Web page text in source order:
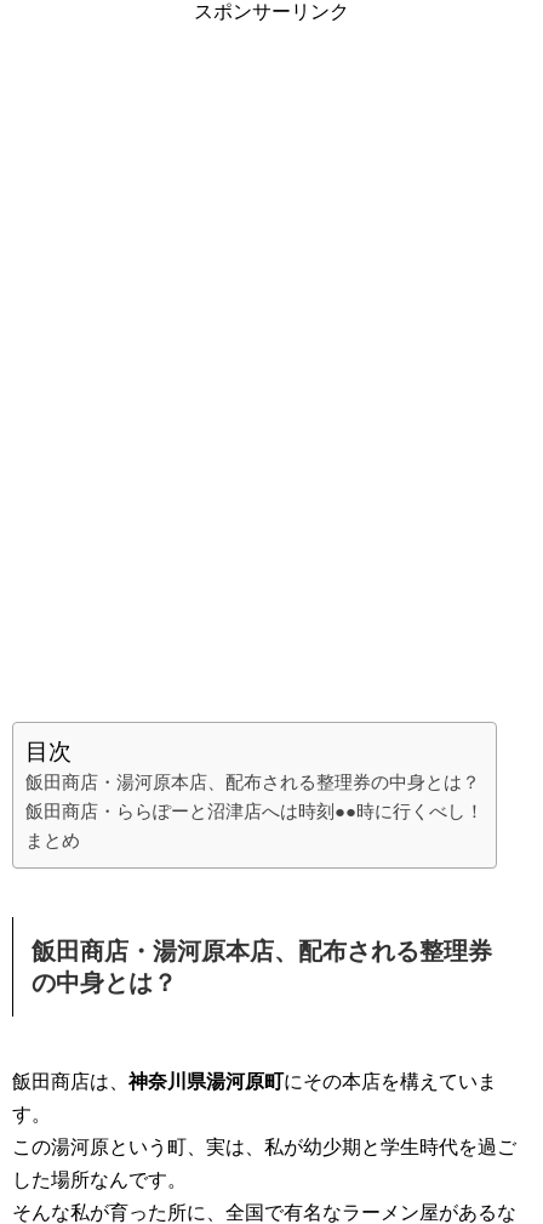
スポンサーリンク
目次
飯田商店・湯河原本店、配布される整理券の中身とは？
飯田商店・ららぽーと沼津店へは時刻●●時に行くべし！
まとめ
飯田商店・湯河原本店、配布される整理券
の中身とは？
飯田商店は、神奈川県湯河原町にその本店を構えていま
す。
この湯河原という町、実は、私が幼少期と学生時代を過ご
した場所なんです。
そんな私が育った所に、全国で有名なラーメン屋があるな